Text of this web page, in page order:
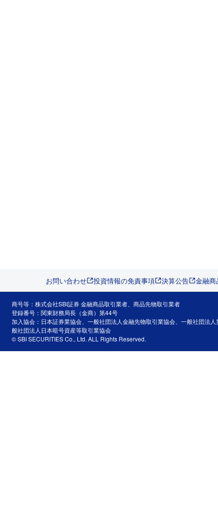
お問い合わせ 投資情報の免責事項 決算公告 金融
商号等：株式会社SBI証券 金融商品取引業者、商品先物取引業者
登録番号：関東財務局長（金商）第44号
加入協会：日本証券業協会、一般社団法人金融先物取引業協会、一般社団法
般社団法人日本暗号資産等取引業協会
© SBI SECURITIES Co., Ltd. ALL Rights Reserved.